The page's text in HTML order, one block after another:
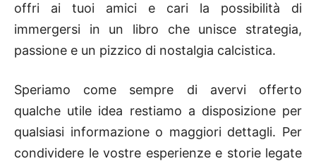
offri ai tuoi amici e cari la possibilità di
immergersi in un libro che unisce strategia,
passione e un pizzico di nostalgia calcistica.
Speriamo come sempre di avervi offerto
qualche utile idea restiamo a disposizione per
qualsiasi informazione o maggiori dettagli. Per
condividere le vostre esperienze e storie legate